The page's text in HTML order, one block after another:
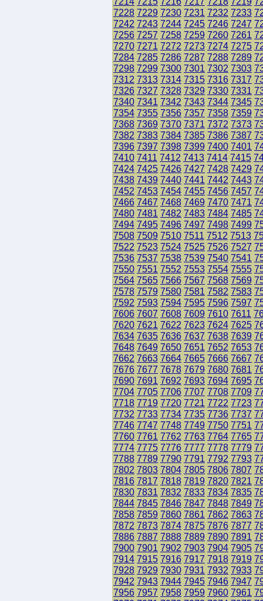
7228 7229 7230 7231 7232 7233
7242 7243 7244 7245 7246 7247
7256 7257 7258 7259 7260 7261
7270 7271 7272 7273 7274 7275
7284 7285 7286 7287 7288 7289
7298 7299 7300 7301 7302 7303
7312 7313 7314 7315 7316 7317
7326 7327 7328 7329 7330 7331
7340 7341 7342 7343 7344 7345
7354 7355 7356 7357 7358 7359
7368 7369 7370 7371 7372 7373
7382 7383 7384 7385 7386 7387
7396 7397 7398 7399 7400 7401
7410 7411 7412 7413 7414 7415
7424 7425 7426 7427 7428 7429
7438 7439 7440 7441 7442 7443
7452 7453 7454 7455 7456 7457
7466 7467 7468 7469 7470 7471
7480 7481 7482 7483 7484 7485
7494 7495 7496 7497 7498 7499
7508 7509 7510 7511 7512 7513
7522 7523 7524 7525 7526 7527
7536 7537 7538 7539 7540 7541
7550 7551 7552 7553 7554 7555
7564 7565 7566 7567 7568 7569
7578 7579 7580 7581 7582 7583
7592 7593 7594 7595 7596 7597
7606 7607 7608 7609 7610 7611
7620 7621 7622 7623 7624 7625
7634 7635 7636 7637 7638 7639
7648 7649 7650 7651 7652 7653
7662 7663 7664 7665 7666 7667
7676 7677 7678 7679 7680 7681
7690 7691 7692 7693 7694 7695
7704 7705 7706 7707 7708 7709
7718 7719 7720 7721 7722 7723
7732 7733 7734 7735 7736 7737
7746 7747 7748 7749 7750 7751
7760 7761 7762 7763 7764 7765
7774 7775 7776 7777 7778 7779
7788 7789 7790 7791 7792 7793
7802 7803 7804 7805 7806 7807
7816 7817 7818 7819 7820 7821
7830 7831 7832 7833 7834 7835
7844 7845 7846 7847 7848 7849
7858 7859 7860 7861 7862 7863
7872 7873 7874 7875 7876 7877
7886 7887 7888 7889 7890 7891
7900 7901 7902 7903 7904 7905
7914 7915 7916 7917 7918 7919
7928 7929 7930 7931 7932 7933
7942 7943 7944 7945 7946 7947
7956 7957 7958 7959 7960 7961